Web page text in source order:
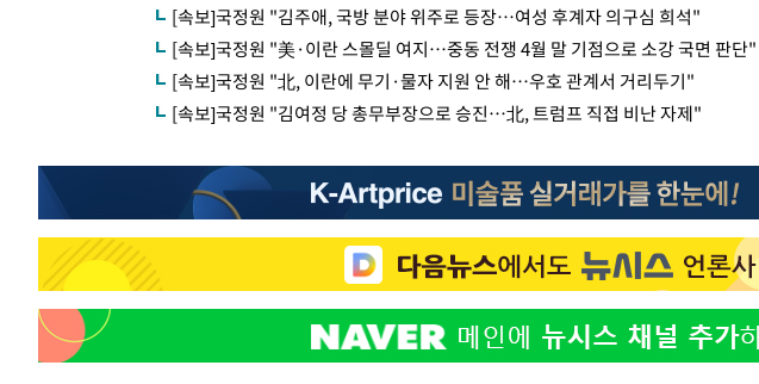
[속보]국정원 "김주애, 국방 분야 위주로 등장…여성 후계자 의구심 희석"
[속보]국정원 "美·이란 스몰딜 여지…중동 전쟁 4월 말 기점으로 소강 국면 판단"
[속보]국정원 "北, 이란에 무기·물자 지원 안 해…우호 관계서 거리두기"
[속보]국정원 "김여정 당 총무부장으로 승진…北, 트럼프 직접 비난 자제"